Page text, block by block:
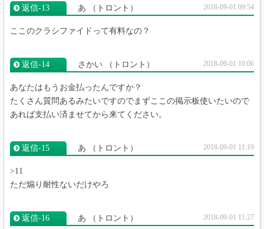
返信‐13 あ （トロント） 2018-09-01 09:54
ここのクラシファイドって有料なの？
返信‐14 さかい （トロント） 2018-09-01 10:06
あなたはもうお金払ったんですか？
たくさん質問あるみたいですのでまずここの掲示板使いたいので
あれば支払い済ませてから来てください。
返信‐15 あ （トロント） 2018-09-01 11:19
>11
ただ煽り耐性ないだけやろ
返信‐16 あ （トロント） 2018-09-01 11:27